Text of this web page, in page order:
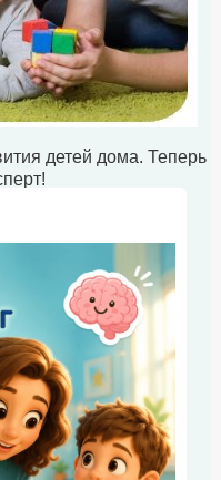
детей дома. Теперь